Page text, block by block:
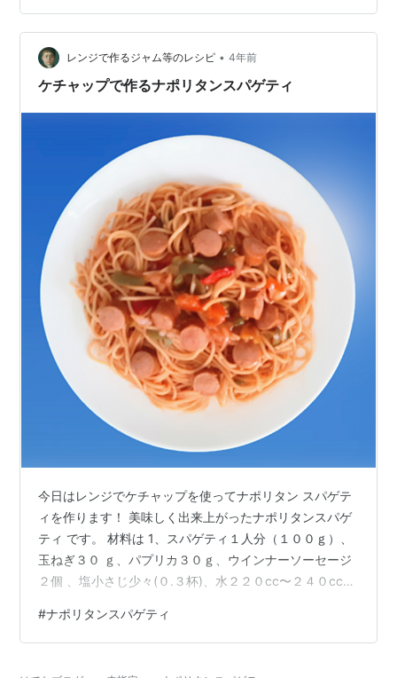
月だけで、何回、冷やし中華を食べたんだろう😂 定番…
レンジで作るジャム等のレシピ • 4年前
ケチャップで作るナポリタンスパゲティ
今日はレンジでケチャップを使ってナポリタン スパゲテ
ィを作ります！ 美味しく出来上がったナポリタンスパゲ
ティ です。 材料は 1、スパゲティ１人分（１００ｇ）、
玉ねぎ３０ ｇ、パプリカ３０ｇ、ウインナーソーセージ
２個 、塩小さじ少々(０.３杯)、水２２０cc〜２４０cc
OK）、ケチャップ大さじ３杯（４５ｇ）、醤油小 さじ１
杯、塩コショウ少々 器具は ジップロックコンテナ１１０
#ナポリタンスパゲティ